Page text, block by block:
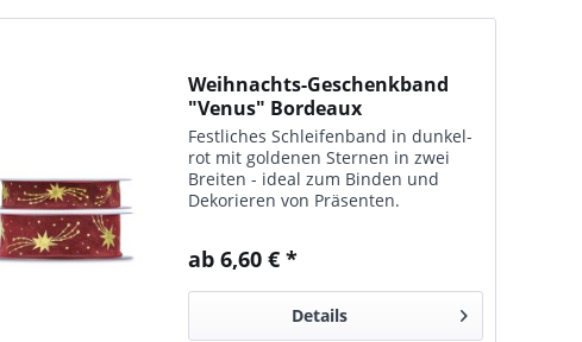
Weihnachts-Geschenkband
"Venus" Bordeaux
Festliches Schleifen­band in dunkel­
rot mit gol­denen Ster­nen in zwei
Breiten - ideal zum Bin­den und
Dekorieren von Präsenten.
ab 6,60 € *
Details